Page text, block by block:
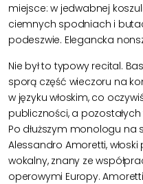
miejsce: w jedwabnej
ciemnych spodniach i
podeszwie. Elegancka
Nie był to typowy recital.
sporą część wieczoru na
w języku włoskim, co
publiczności, a pozostałych
Po dłuższym monologu na
Alessandro Amoretti,
wokalny, znany ze
operowymi Europy. Amoretti